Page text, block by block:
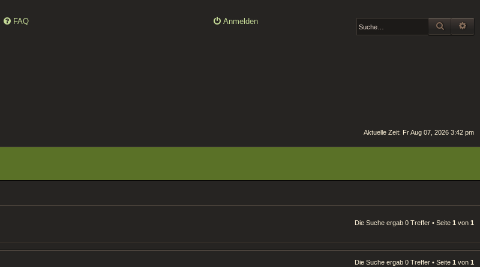
FAQ Anmelden SUCHE
Aktuelle Zeit: Fr Aug 07, 2026 3:42 pm
Die Suche ergab 0 Treffer • Seite 1 von 1
Die Suche ergab 0 Treffer • Seite 1 von 1